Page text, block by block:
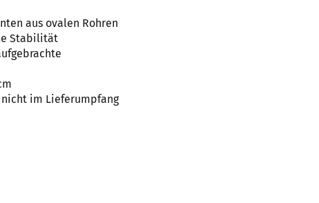
aus ovalen Rohren
Stabilität
im Lieferumpfang